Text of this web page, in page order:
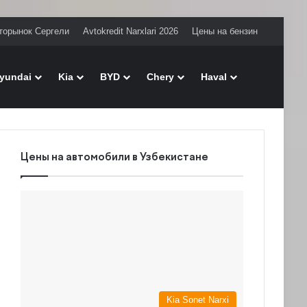
Сергели Avtokredit Narxlari 2026 Цены на бензин
Kia BYD Chery Haval
Цены на автомобили в Узбекистане
Kia Sonet Narxi